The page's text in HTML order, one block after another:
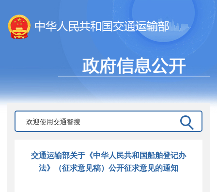
交通运输部关于《中华人民共和国船舶登记办
法》（征求意见稿）公开征求意见的通知